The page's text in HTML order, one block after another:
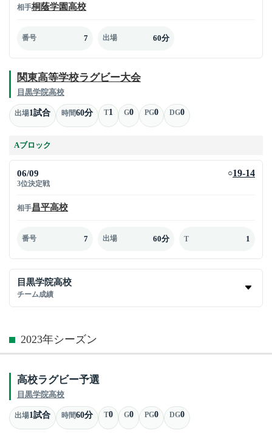
相手桐蔭学園高校
番号 7 出場 60分
関東高等学校ラグビー大会
目黒学院高校
出場1試合 時間60分 T1 G0 PG0 DG0
Aブロック
06/09
3位決定戦
○19-14
相手昌平高校
番号 7 出場 60分 T 1
目黒学院高校
チーム成績
2023年シーズン
高校ラグビー予選
目黒学院高校
出場1試合 時間60分 T0 G0 PG0 DG0